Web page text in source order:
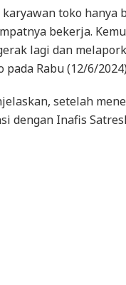
karyawan toko
bekerja.
lagi dan
Rabu (12/6/
setelah
dengan Inafis